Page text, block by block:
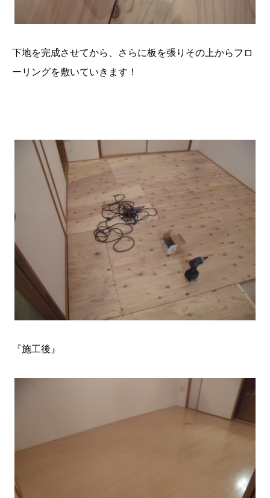
下地を完成させてから、さらに板を張りその上からフロ
ーリングを敷いていきます！
『施工後』